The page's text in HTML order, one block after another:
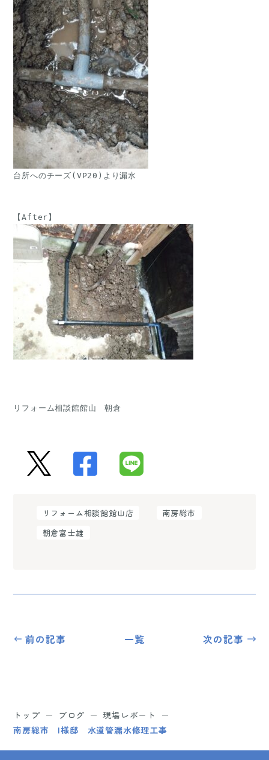
台所へのチーズ(VP20)より漏水
リフォーム相談館館山　朝倉
リフォーム相談館館山店
南房総市
朝倉富士雄
前の記事 一覧 次の記事
トップ ブログ
現場レポート
南房総市 I様邸 水道管漏水修理工事